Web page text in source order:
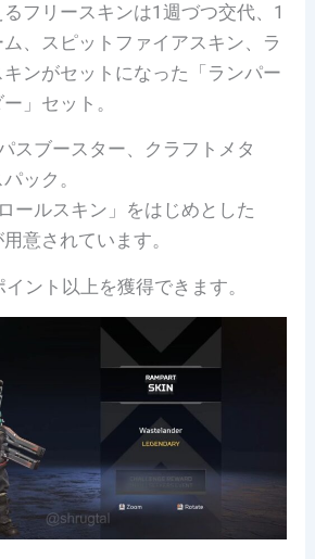
るフリースキンは1週づつ交代、1
、スピットファイアスキン、ラ
ンがセットになった「ランパー
」セット。
スブースター、クラフトメタ
ック。
ールスキン」をはじめとした
意されています。
ント以上を獲得できます。